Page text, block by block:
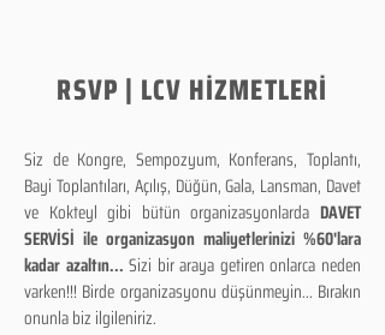
RSVP | LCV HİZMETLERİ
Siz de Kongre, Sempozyum, Konferans, Toplantı,
Bayi Toplantıları, Açılış, Düğün, Gala, Lansman, Davet
ve Kokteyl gibi bütün organizasyonlarda DAVET
SERVİSİ ile organizasyon maliyetlerinizi %60'lara
kadar azaltın...Sizi bir araya getiren onlarca neden
varken!!! Birde organizasyonu düşünmeyin... Bırakın
onunla biz ilgileniriz.